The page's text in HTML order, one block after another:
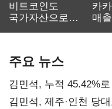
비트코인도
국가자산으로…'
카
매
주요 뉴스
김민석, 누적 45.42%
0.86%p(2보)
김민석, 제주·인천 당